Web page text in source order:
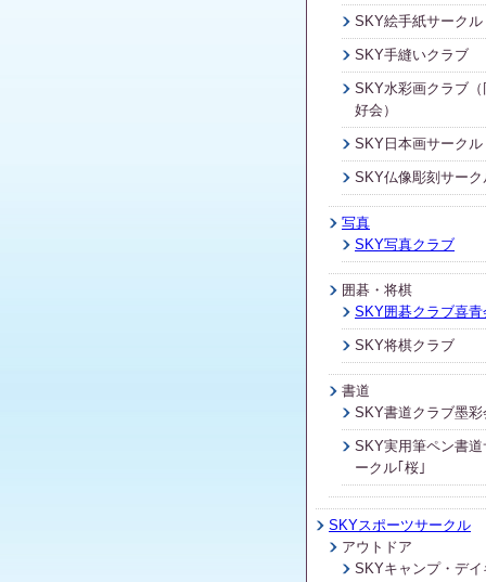
SKY絵手紙サークル
SKY手縫いクラブ
SKY水彩画クラブ（
好会）
SKY日本画サークル
SKY仏像彫刻サーク
写真
SKY写真クラブ
囲碁・将棋
SKY囲碁クラブ喜青
SKY将棋クラブ
書道
SKY書道クラブ墨彩
SKY実用筆ペン書道
ークル｢桜｣
SKYスポーツサークル
アウトドア
SKYキャンプ・デイ